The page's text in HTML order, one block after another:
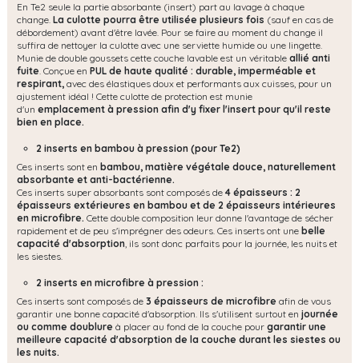
En Te2 seule la partie absorbante (insert) part au lavage à chaque
change. La culotte pourra être utilisée plusieurs fois (sauf en cas de
débordement) avant d'être lavée. Pour se faire au moment du change il
suffira de nettoyer la culotte avec une serviette humide ou une lingette.
Munie de double goussets cette couche lavable est un véritable allié anti
fuite. Conçue en PUL de haute qualité : durable, imperméable et
respirant, avec des élastiques doux et performants aux cuisses, pour un
ajustement idéal ! Cette culotte de protection est munie
d'un emplacement à pression afin d'y fixer l'insert pour qu'il reste
bien en place.
2 inserts en bambou à pression (pour Te2)
Ces inserts sont en bambou, matière végétale douce, naturellement
absorbante et anti-bactérienne.
Ces inserts super absorbants sont composés de 4 épaisseurs : 2
épaisseurs extérieures en bambou et de 2 épaisseurs intérieures
en microfibre. Cette double composition leur donne l'avantage de sécher
rapidement et de peu s'imprégner des odeurs. Ces inserts ont une belle
capacité d'absorption, ils sont donc parfaits pour la journée, les nuits et
les siestes.
2 inserts en microfibre à pression :
Ces inserts sont composés de 3 épaisseurs de microfibre afin de vous
garantir une bonne capacité d'absorption. Ils s'utilisent surtout en journée
ou comme doublure à placer au fond de la couche pour garantir une
meilleure capacité d'absorption de la couche durant les siestes ou
les nuits.